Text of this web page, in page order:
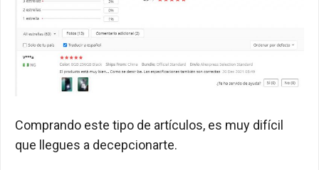
Comprando este tipo de artículos, es muy difícil
que llegues a decepcionarte.